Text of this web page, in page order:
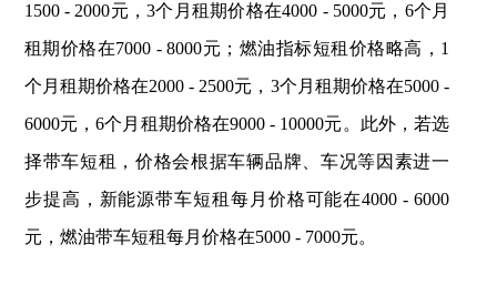
1500 - 2000元，3个月租期价格在4000 - 5000元，6个月
租期价格在7000 - 8000元；燃油指标短租价格略高，1
个月租期价格在2000 - 2500元，3个月租期价格在5000 -
6000元，6个月租期价格在9000 - 10000元。此外，若选
择带车短租，价格会根据车辆品牌、车况等因素进一
步提高，新能源带车短租每月价格可能在4000 - 6000
元，燃油带车短租每月价格在5000 - 7000元。